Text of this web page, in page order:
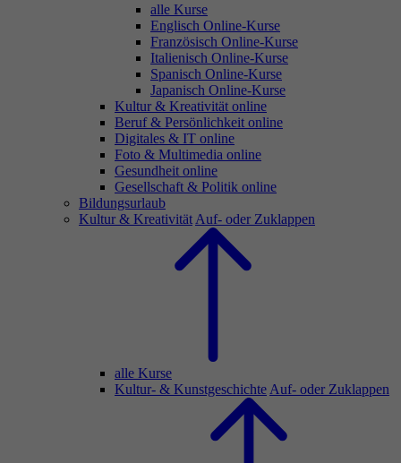
alle Kurse
Englisch Online-Kurse
Französisch Online-Kurse
Italienisch Online-Kurse
Spanisch Online-Kurse
Japanisch Online-Kurse
Kultur & Kreativität online
Beruf & Persönlichkeit online
Digitales & IT online
Foto & Multimedia online
Gesundheit online
Gesellschaft & Politik online
Bildungsurlaub
Kultur & Kreativität Auf- oder Zuklappen
alle Kurse
Kultur- & Kunstgeschichte Auf- oder Zuklappen